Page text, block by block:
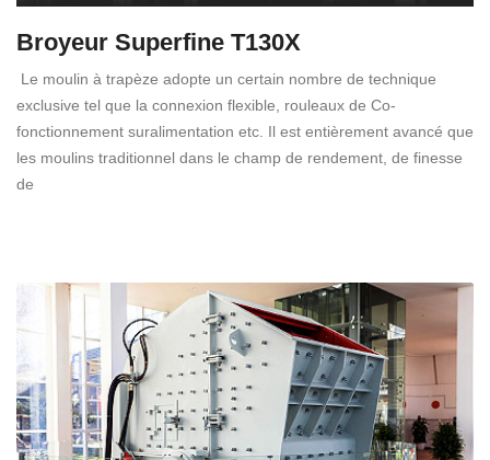
Broyeur Superfine T130X
Le moulin à trapèze adopte un certain nombre de technique
exclusive tel que la connexion flexible, rouleaux de Co-
fonctionnement suralimentation etc. Il est entièrement avancé que
les moulins traditionnel dans le champ de rendement, de finesse
de